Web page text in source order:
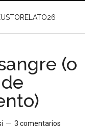
(o
3 comentarios